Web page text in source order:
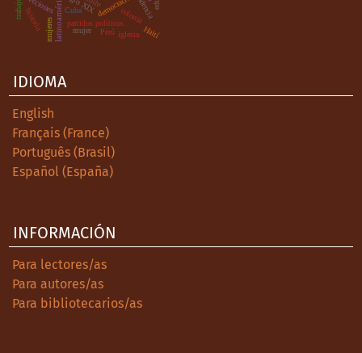
latinoamérica partidos políticos
democraciacolonia
Cuba
historia mujer Haití
Perú iglesia
mujeres
trabajo
IDIOMA
English
Français (France)
Português (Brasil)
Español (España)
INFORMACIÓN
Para lectores/as
Para autores/as
Para bibliotecarios/as